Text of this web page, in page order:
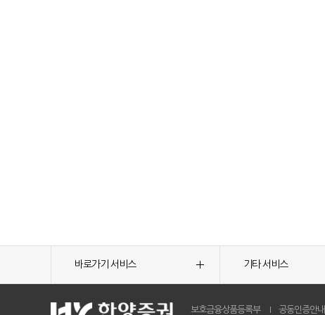
바로가기 서비스 기타 서비스
보호금융상품등록부 공동인증안내